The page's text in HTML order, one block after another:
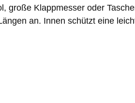
große Klappmesser oder
an. Innen schützt eine